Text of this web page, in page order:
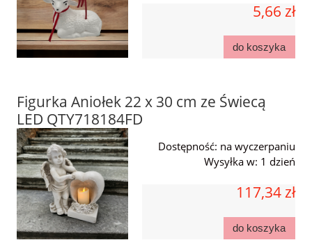
5,66 zł
do koszyka
Figurka Aniołek 22 x 30 cm ze Świecą
LED QTY718184FD
Dostępność: na wyczerpaniu
Wysyłka w: 1 dzień
117,34 zł
do koszyka